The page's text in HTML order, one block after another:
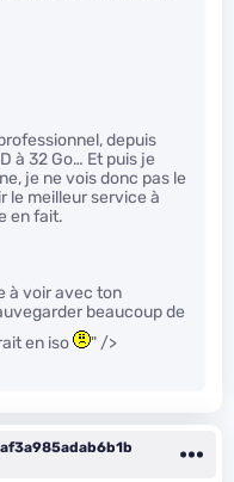
depuis
à 32 Go… Et puis je
je ne vois donc pas le
le meilleur service à
en fait.
à voir avec ton
beaucoup de
en iso
" />